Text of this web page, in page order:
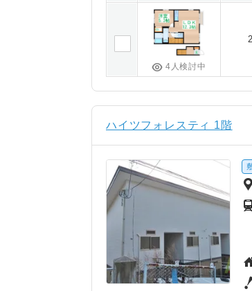
4人検討中
ハイツフォレスティ 1階